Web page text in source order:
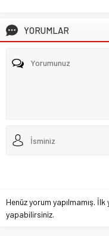
YORUMLAR
Henüz yorum yapılmamış.
yapabilirsiniz.